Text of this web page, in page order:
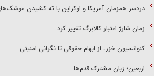
دردسر همزمان آمریکا و اوکراین با ته کشیدن
زمان شارژ اعتبار کالابرگ تغییر کرد
کنوانسیون خزر، از ابهام حقوقی تا نگرانی امنیتی
اربعین؛ زبان مشترک قدم‌ها